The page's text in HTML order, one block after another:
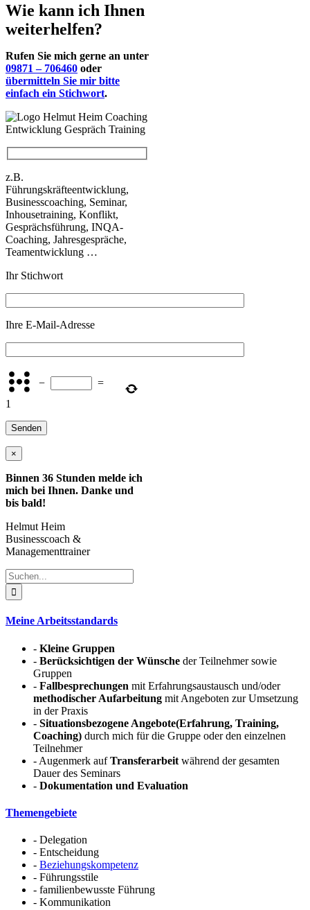
Wie kann ich Ihnen
weiterhelfen?
Rufen Sie mich gerne an unter
09871 – 706460 oder
übermitteln Sie mir bitte
einfach ein Stichwort.
z.B.
Führungskräfteentwicklung,
Businesscoaching, Seminar,
Inhousetraining, Konflikt,
Gesprächsführung, INQA-
Coaching, Jahresgespräche,
Teamentwicklung …
Ihr Stichwort
Ihre E-Mail-Adresse
−
=
1
×
Binnen 36 Stunden melde ich
mich bei Ihnen. Danke und
bis bald!
Helmut Heim
Businesscoach &
Managementtrainer
Suche
nach:
Meine Arbeitsstandards
- Kleine Gruppen
- Berücksichtigen der Wünsche der Teilnehmer sowie
Gruppen
- Fallbesprechungen mit Erfahrungsaustausch und/oder
methodischer Aufarbeitung mit Angeboten zur Umsetzung
in der Praxis
- Situationsbezogene Angebote(Erfahrung, Training,
Coaching) durch mich für die Gruppe oder den einzelnen
Teilnehmer
- Augenmerk aufTransferarbeit während der gesamten
Dauer des Seminars
- Dokumentation und Evaluation
Themengebiete
- Delegation
- Entscheidung
- Beziehungskompetenz
- Führungsstile
- familienbewusste Führung
- Kommunikation